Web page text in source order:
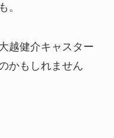
。
越健介キャスター
かもしれません